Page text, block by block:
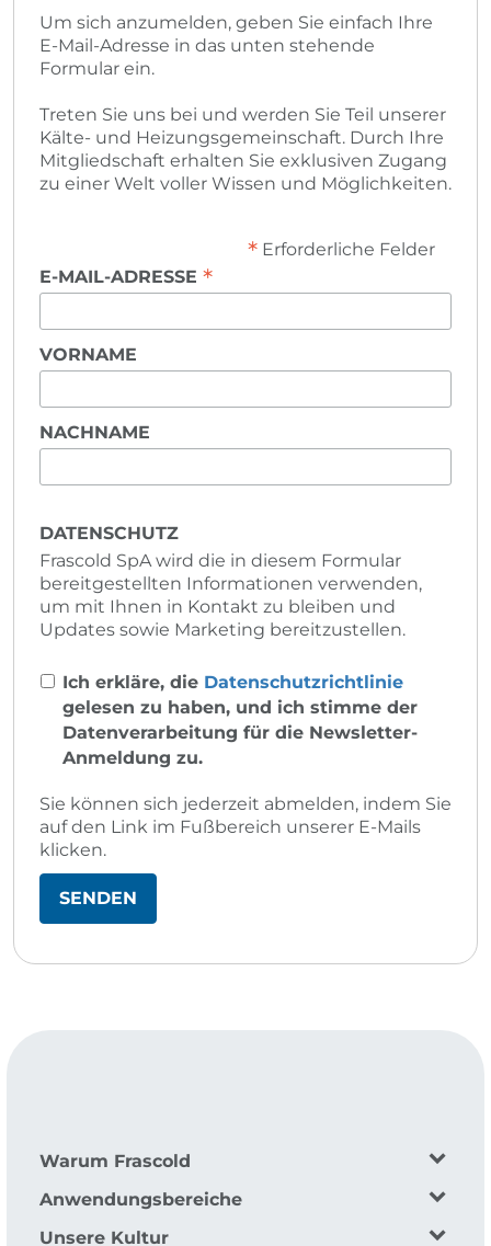
Um sich anzumelden, geben Sie einfach Ihre
E-Mail-Adresse in das unten stehende
Formular ein.
Treten Sie uns bei und werden Sie Teil unserer
Kälte- und Heizungsgemeinschaft. Durch Ihre
Mitgliedschaft erhalten Sie exklusiven Zugang
zu einer Welt voller Wissen und Möglichkeiten.
*Erforderliche Felder
E-MAIL-ADRESSE *
VORNAME
NACHNAME
DATENSCHUTZ
Frascold SpA wird die in diesem Formular
bereitgestellten Informationen verwenden,
um mit Ihnen in Kontakt zu bleiben und
Updates sowie Marketing bereitzustellen.
Ich erkläre, die Datenschutzrichtlinie
gelesen zu haben, und ich stimme der
Datenverarbeitung für die Newsletter-
Anmeldung zu.
Sie können sich jederzeit abmelden, indem Sie
auf den Link im Fußbereich unserer E-Mails
klicken.
Warum Frascold
Anwendungsbereiche
Unsere Kultur